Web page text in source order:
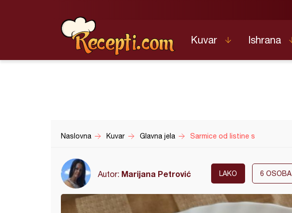
Kuvar Ishrana
Naslovna Kuvar Glavna jela Sarmice od listine s
Autor: Marijana Petrović LAKO 6 OSOBA